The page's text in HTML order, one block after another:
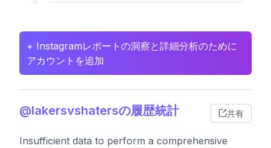
+ Instagramレポートの洞察と詳細分析のために
アカウントを追加
@lakersvshatersの履歴統計 共有
Insufficient data to perform a comprehensive